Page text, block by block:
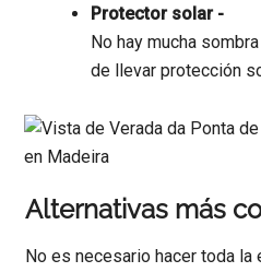
Protector solar -
No hay mucha
de llevar protección
Alternativas más
No es necesario hacer toda la